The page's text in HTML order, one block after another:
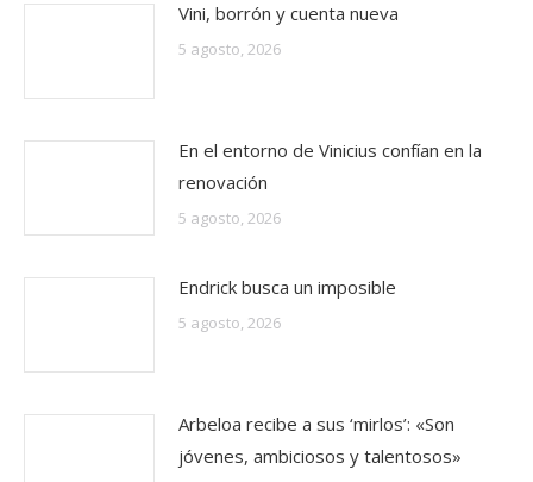
Vini, borrón y cuenta nueva
5 agosto, 2026
En el entorno de Vinicius confían en la
renovación
5 agosto, 2026
Endrick busca un imposible
5 agosto, 2026
Arbeloa recibe a sus ‘mirlos’: «Son
jóvenes, ambiciosos y talentosos»